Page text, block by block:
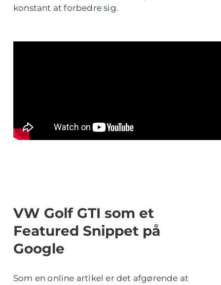
konstant at forbedre sig.
VW Golf GTI som et
Featured Snippet på
Google
Som en online artikel er det afgørende at